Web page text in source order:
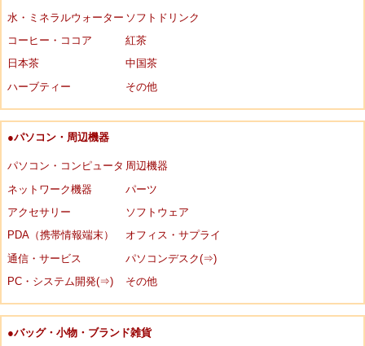
水・ミネラルウォーター ソフトドリンク
コーヒー・ココア
紅茶
日本茶
中国茶
ハーブティー
その他
●パソコン・周辺機器
パソコン・コンピュータ 周辺機器
ネットワーク機器
パーツ
アクセサリー
ソフトウェア
PDA（携帯情報端末）
オフィス・サプライ
通信・サービス
パソコンデスク(⇒)
PC・システム開発(⇒)
その他
●バッグ・小物・ブランド雑貨